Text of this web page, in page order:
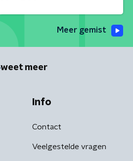
Meer gemist
weet meer
Info
Contact
Veelgestelde vragen